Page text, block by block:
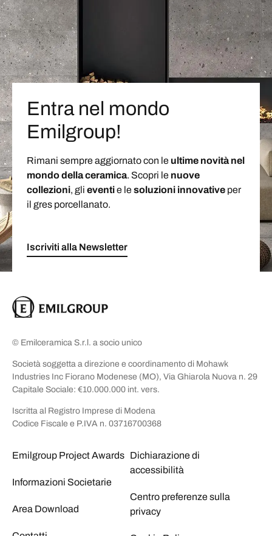
Entra nel mondo
Emilgroup!
Rimani sempre aggiornato con le ultime novità nel
mondo della ceramica. Scopri le nuove
collezioni, gli eventie lesoluzioni innovative per
il gres porcellanato.
Iscriviti alla Newsletter
© Emilceramica S.r.l. a socio unico
Società soggetta a direzione e coordinamento di Mohawk
Industries Inc Fiorano Modenese (MO), Via Ghiarola Nuova n. 29
Capitale Sociale: €10.000.000 int. vers.
Iscritta al Registro Imprese di Modena
Codice Fiscale e P.IVA n. 03716700368
Emilgroup Project Awards
Informazioni Societarie
Area Download
Dichiarazione di
accessibilità
Centro preferenze sulla
privacy